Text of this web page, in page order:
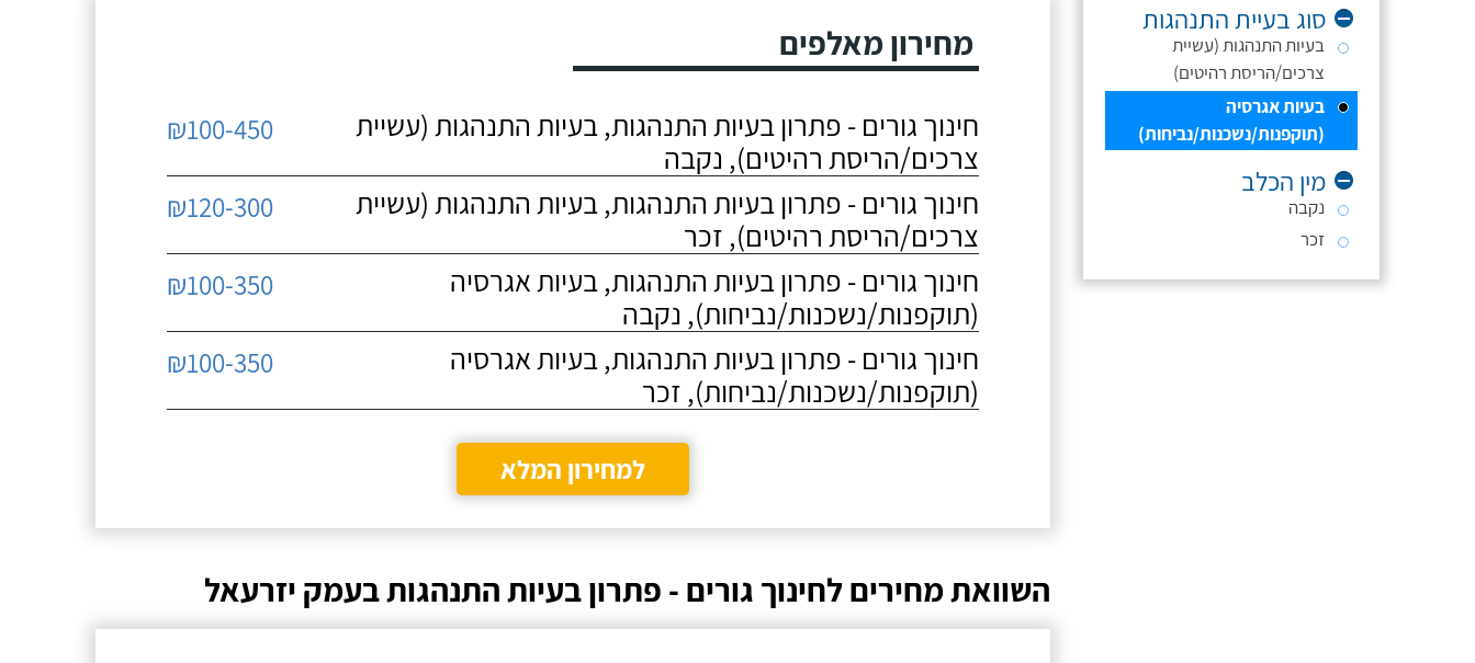
סוג בעיית התנהגות
בעיות התנהגות (עשיית
צרכים/הריסת רהיטים)
בעיות אגרסיה
(תוקפנות/נשכנות/נביחות)
מין הכלב
נקבה
זכר
מחירון מאלפים
חינוך גורים - פתרון בעיות התנהגות, בעיות התנהגות (עשיית
צרכים/הריסת רהיטים), נקבה
₪100-450
חינוך גורים - פתרון בעיות התנהגות, בעיות התנהגות (עשיית
צרכים/הריסת רהיטים), זכר
₪120-300
חינוך גורים - פתרון בעיות התנהגות, בעיות אגרסיה
(תוקפנות/נשכנות/נביחות), נקבה
₪100-350
חינוך גורים - פתרון בעיות התנהגות, בעיות אגרסיה
(תוקפנות/נשכנות/נביחות), זכר
₪100-350
למחירון המלא
השוואת מחירים לחינוך גורים - פתרון בעיות התנהגות בעמק יזרעאל